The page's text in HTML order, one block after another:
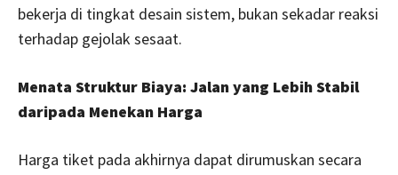
bekerja di tingkat desain sistem, bukan sekadar reaksi
terhadap gejolak sesaat.
Menata Struktur Biaya: Jalan yang Lebih Stabil
daripada Menekan Harga
Harga tiket pada akhirnya dapat dirumuskan secara